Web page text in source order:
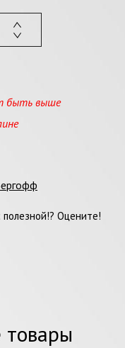
быть выше
Оцените!